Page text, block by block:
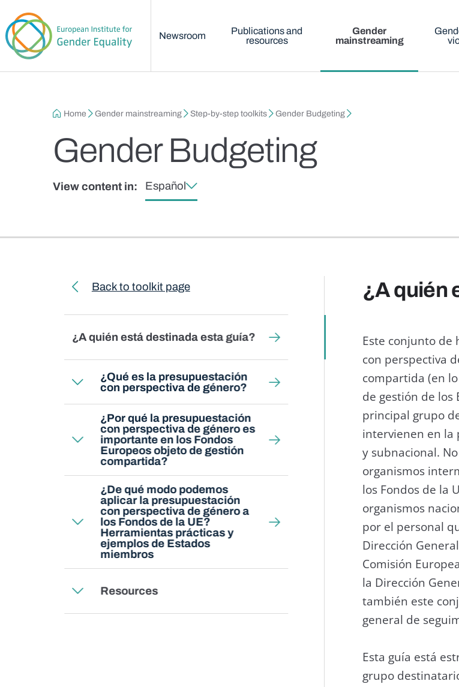
Newsroom
Publications and
resources
Gender
mainstreaming
Breadcrumb
Home Gender mainstreaming Step-by-step toolkits Gender Budgeting
Gender Budgeting
View content in: Español
Toolkit navigation
Back to toolkit page
¿A quién está destinada esta guía?
¿Qué es la presupuestación
con perspectiva de género?
¿Por qué la presupuestación
con perspectiva de género es
importante en los Fondos
Europeos objeto de gestión
compartida?
¿De qué modo podemos
aplicar la presupuestación
con perspectiva de género a
los Fondos de la UE?
Herramientas prácticas y
ejemplos de Estados
miembros
Resources
¿A quién
Este conjunto de
con perspectiva
compartida (en
de gestión de los
principal grupo
intervienen en la
y subnacional.
organismos
los Fondos de la
organismos
por el personal
Dirección
Comisión
la Dirección
también este
general de
Esta guía está
grupo